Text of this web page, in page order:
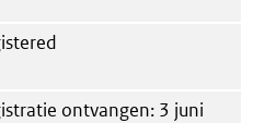
ontvangen: 3 juni